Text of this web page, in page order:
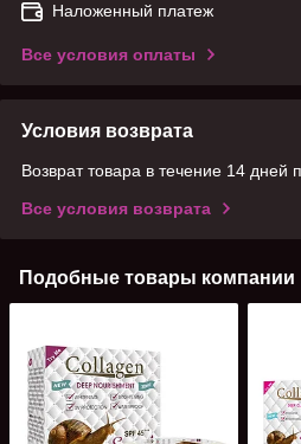
Наложенный платеж
Все условия оплаты
Условия возврата
Возврат товара в течение 14 дней
Все условия возврата
Подобные товары компании